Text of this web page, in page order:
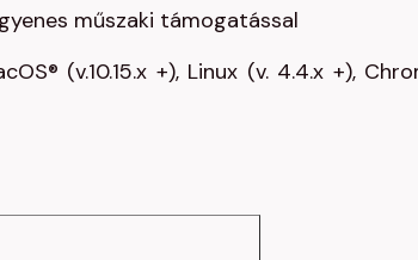
műszaki támogatással
(v.10.15.x +), Linux (v. 4.4.x +),